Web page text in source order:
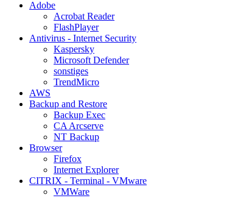
Adobe
Acrobat Reader
FlashPlayer
Antivirus - Internet Security
Kaspersky
Microsoft Defender
sonstiges
TrendMicro
AWS
Backup and Restore
Backup Exec
CA Arcserve
NT Backup
Browser
Firefox
Internet Explorer
CITRIX - Terminal - VMware
VMWare